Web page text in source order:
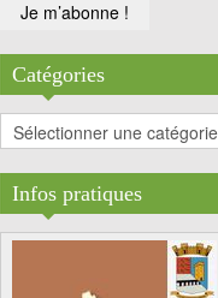
Catégories
Catégories
Infos pratiques